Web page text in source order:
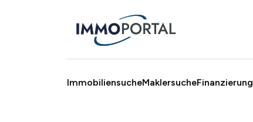
ImmobiliensucheMaklersucheFinanzierung